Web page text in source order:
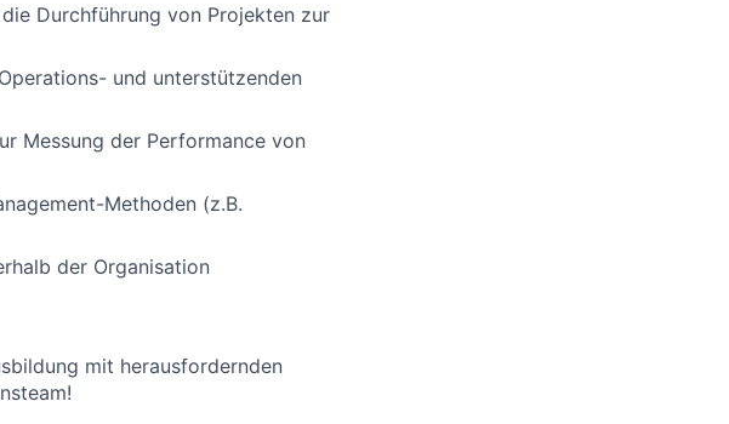
Durchführung von Projekten zur
und unterstützenden
Messung der Performance von
Methoden (z.B.
der Organisation
mit herausfordernden